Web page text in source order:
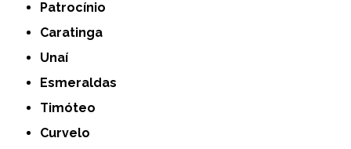
Patrocínio
Caratinga
Unaí
Esmeraldas
Timóteo
Curvelo